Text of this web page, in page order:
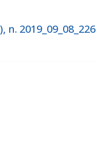
n. 2019_09_08_226